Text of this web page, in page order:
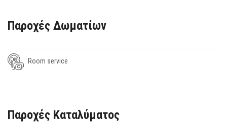
Παροχές Δωματίων
Room service
Παροχές Καταλύματος